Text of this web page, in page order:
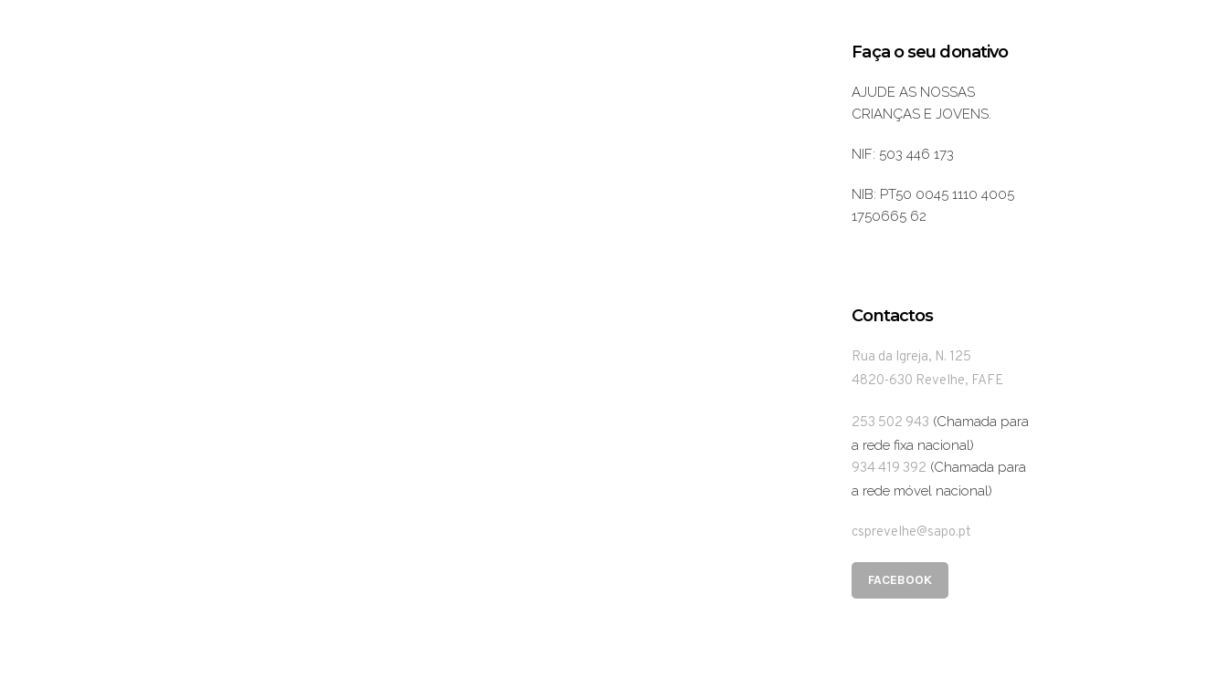
Faça o seu donativo
AJUDE AS NOSSAS
CRIANÇAS E JOVENS.
NIF: 503 446 173
NIB: PT50 0045 1110 4005
1750665 62
Contactos
Rua da Igreja, N. 125
4820-630 Revelhe, FAFE
253 502 943 (Chamada para
a rede fixa nacional)
934 419 392 (Chamada para
a rede móvel nacional)
csprevelhe@sapo.pt
FACEBOOK